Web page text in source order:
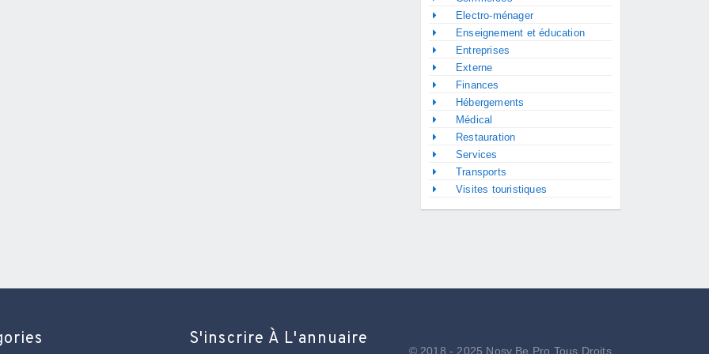
Electro-ménager
Enseignement et éducation
Entreprises
Externe
Finances
Hébergements
Médical
Restauration
Services
Transports
Visites touristiques
S'inscrire À L'annuaire
© 2018 - 2025 Nosy Be Pro Tous Droits